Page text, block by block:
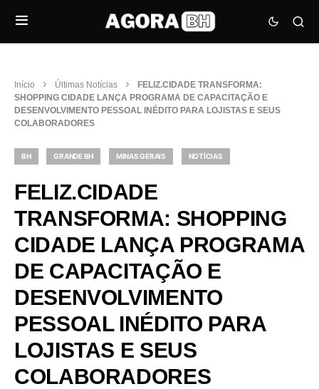
Início Últimas Notícias
FELIZ.CIDADE TRANSFORMA:
SHOPPING CIDADE LANÇA PROGRAMA DE CAPACITAÇÃO E
DESENVOLVIMENTO PESSOAL INÉDITO PARA LOJISTAS E SEUS
COLABORADORES
BH GRANDE BH MINAS GERAIS NOTÍCIAS
FELIZ.CIDADE
TRANSFORMA: SHOPPING
CIDADE LANÇA PROGRAMA
DE CAPACITAÇÃO E
DESENVOLVIMENTO
PESSOAL INÉDITO PARA
LOJISTAS E SEUS
COLABORADORES